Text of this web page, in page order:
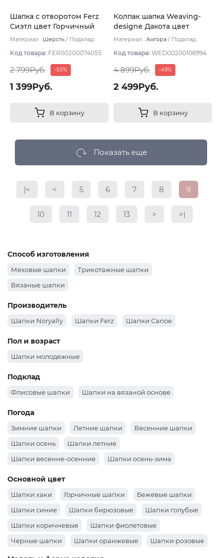
Шапка с отворотом Ferz
Сиэтл цвет Горчичный
Материал : Шерсть
Подклад:
Код товара: FER00200074055
2 799Руб. -50%
1 399Руб.
В корзину
Колпак шапка Weaving-
designe Дакота цвет
Бежевый светлый
Материал : Ангора
Подклад:
Код товара: WED00200106994
4 899Руб. -49%
2 499Руб.
В корзину
Показать еще
|< < 5 6 7 8 9
10 11 12 13 > >|
Способ изготовления
Меховые шапки
Трикотажные шапки
Вязаные шапки
Производитель
Шапки Noryally Шапки Ferz Шапки Canoe
Пол и возраст
Шапки молодежные
Подклад
Флисовые шапки Шапки на вязаной основе
Погода
Зимние шапки Летние шапки
Весенние шапки
Шапки осень
Шапки летние
Шапки весенне-осенние
Шапки осень-зима
Основной цвет
Шапки хаки Горчичные шапки
Бежевые шапки
Шапки синие
Шапки бирюзовые
Шапки голубые
Шапки коричневые
Шапки фиолетовые
Черные шапки
Шапки оранжевые
Шапки розовые
Шапки зеленые
Шапки бордовые